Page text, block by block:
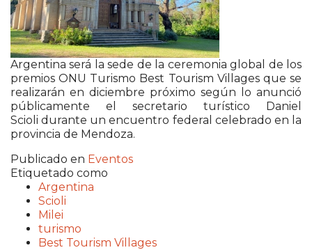
Argentina será la sede de la ceremonia global de los
premiosONU Turismo Best Tourism Villages que se
realizarán en diciembre próximo según lo anunció
públicamente el secretario turístico Daniel
Scioli durante un encuentro federal celebrado en la
provincia de Mendoza.
Publicado en Eventos
Etiquetado como
Argentina
Scioli
Milei
turismo
Best Tourism Villages